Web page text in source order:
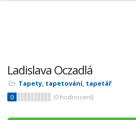
Ladislava Oczadlá
Tapety, tapetování, tapetář
0
(0 hodnocení)